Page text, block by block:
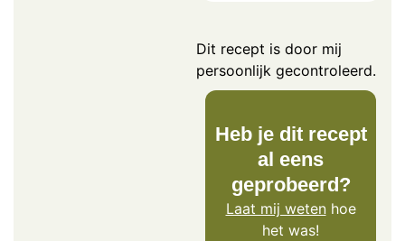
Dit recept is door mij
persoonlijk gecontroleerd.
Heb je dit recept
al eens
geprobeerd?
Laat mij wetenhoe
het was!